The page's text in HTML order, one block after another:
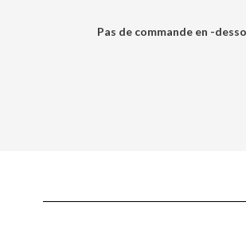
Pas de commande en -